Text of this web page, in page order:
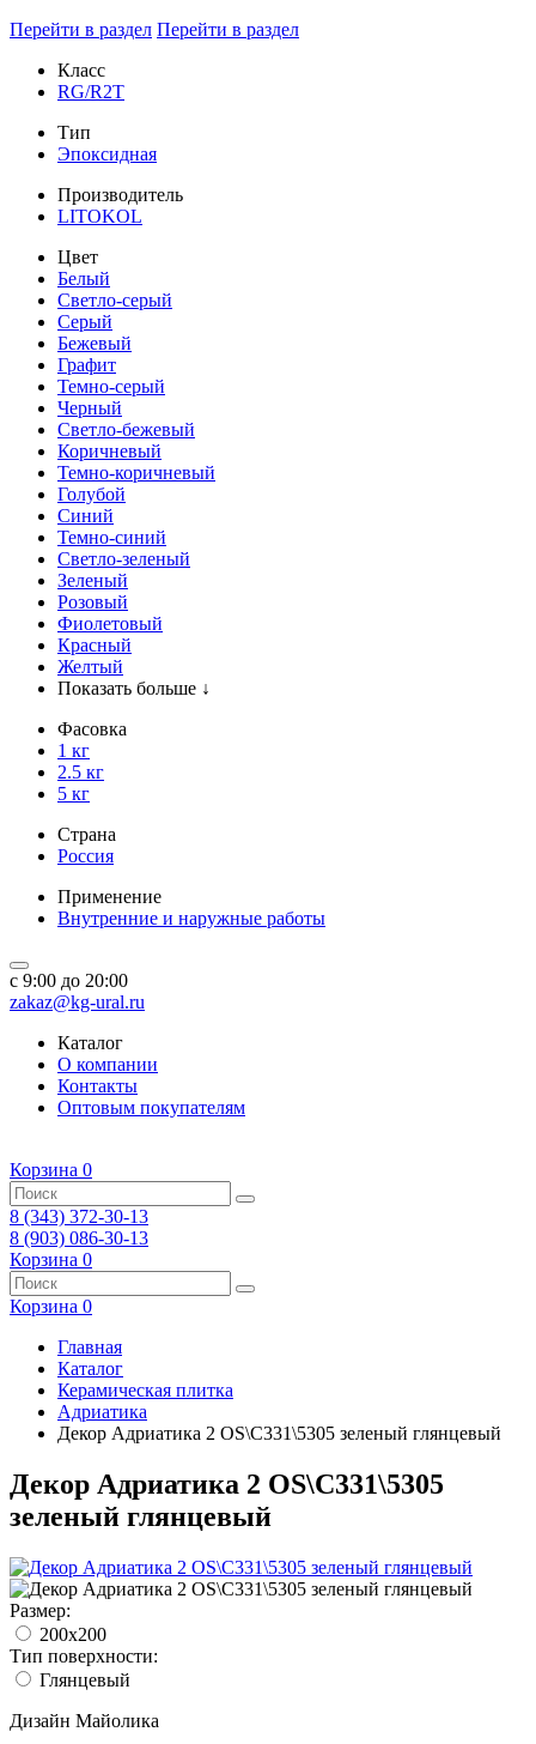
Перейти в раздел Перейти в раздел
Класс
RG/R2T
Тип
Эпоксидная
Производитель
LITOKOL
Цвет
Белый
Светло-серый
Серый
Бежевый
Графит
Темно-серый
Черный
Светло-бежевый
Коричневый
Темно-коричневый
Голубой
Синий
Темно-синий
Светло-зеленый
Зеленый
Розовый
Фиолетовый
Красный
Желтый
Показать больше ↓
Фасовка
1 кг
2.5 кг
5 кг
Страна
Россия
Применение
Внутренние и наружные работы
c 9:00 до 20:00
zakaz@kg-ural.ru
Каталог
О компании
Контакты
Оптовым покупателям
Корзина 0
8 (343) 372-30-13
8 (903) 086-30-13
Корзина 0
Корзина 0
Главная
Каталог
Керамическая плитка
Адриатика
Декор Адриатика 2 OS\C331\5305 зеленый глянцевый
Декор Адриатика 2 OS\C331\5305
зеленый глянцевый
Размер:
200x200
Тип поверхности:
Глянцевый
Дизайн Майолика